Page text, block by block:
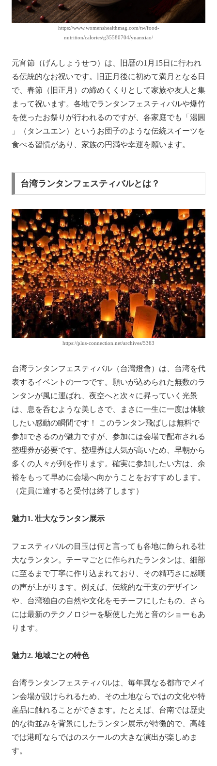
https://www.womenshealthmag.com/tw/food-
nutrition/calories/g35580704/yuanxiao/
元宵節（げんしょうせつ）は、旧暦の1月15日に行われ
る伝統的なお祝いです。旧正月後に初めて満月となる日
で、春節（旧正月）の締めくくりとして家族や友人と集
まって祝います。各地でランタンフェスティバルや爆竹
を使ったお祭りが行われるのですが、各家庭でも「湯圓
」（タンユエン）というお団子のような伝統スイーツを
食べる習慣があり、家族の円満や幸運を願います。
台湾ランタンフェスティバルとは？
https://plus-connection.net/archives/5363
台湾ランタンフェスティバル（台灣燈會）は、台湾を代
表するイベントの一つです。願いが込められた無数のラ
ンタンが風に運ばれ、夜空へと次々に昇っていく光景
は、息を呑むような美しさで、まさに一生に一度は体験
したい感動の瞬間です！ このランタン飛ばしは無料で
参加できるのが魅力ですが、参加には会場で配布される
整理券が必要です。整理券は人気が高いため、早朝から
多くの人々が列を作ります。確実に参加したい方は、余
裕をもって早めに会場へ向かうことをおすすめします。
（定員に達すると受付は終了します）
魅力1. 壮大なランタン展示
フェスティバルの目玉は何と言っても各地に飾られる壮
大なランタン。テーマごとに作られたランタンは、細部
に至るまで丁寧に作り込まれており、その精巧さに感嘆
の声が上がります。例えば、伝統的な干支のデザイン
や、台湾独自の自然や文化をモチーフにしたもの、さら
には最新のテクノロジーを駆使した光と音のショーもあ
ります。
魅力2. 地域ごとの特色
台湾ランタンフェスティバルは、毎年異なる都市でメイ
ン会場が設けられるため、その土地ならではの文化や特
産品に触れることができます。たとえば、台南では歴史
的な街並みを背景にしたランタン展示が特徴的で、高雄
では港町ならではのスケールの大きな演出が楽しめま
す。